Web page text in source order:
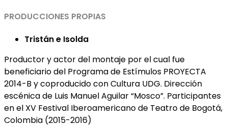
PRODUCCIONES PROPIAS
Tristán e Isolda
Productor y actor del montaje por el cual fue
beneficiario del Programa de Estímulos PROYECTA
2014-B y coproducido con Cultura UDG. Dirección
escénica de Luis Manuel Aguilar “Mosco”. Participantes
en el XV Festival Iberoamericano de Teatro de Bogotá,
Colombia (2015-2016)